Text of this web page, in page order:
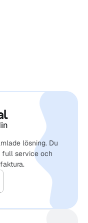
lösning. Du
full service och